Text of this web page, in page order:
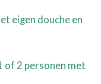
eigen douche en
of 2 personen met